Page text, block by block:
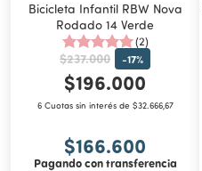
Bicicleta Infantil RBW Nova
Rodado 14 Verde
(2)
$237.000 -17%
$196.000
6 Cuotas sin interés de $32.666,67
$166.600
Pagando con transferencia